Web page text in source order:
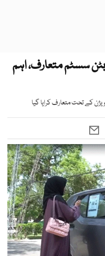
سسٹم متعارف، اہم
کے تحت متعارف کرایا گیا